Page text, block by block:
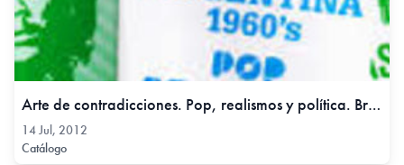
Arte de contradicciones. Pop, realismos y política. Brasil – Argentina 1960, 14 Jul, 2012
14 Jul, 2012
Catálogo